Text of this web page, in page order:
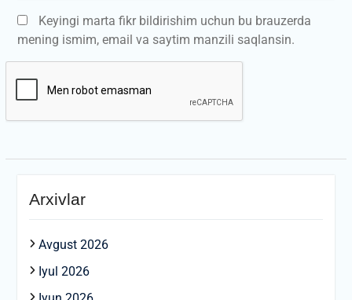
Keyingi marta fikr bildirishim uchun bu brauzerda
mening ismim, email va saytim manzili saqlansin.
Arxivlar
Avgust 2026
Iyul 2026